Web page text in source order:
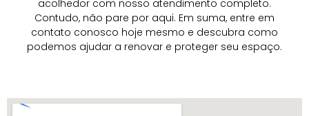
acolhedor com nosso atendimento completo.
Contudo, não pare por aqui. Em suma, entre em
contato conosco hoje mesmo e descubra como
podemos ajudar a renovar e proteger seu espaço.